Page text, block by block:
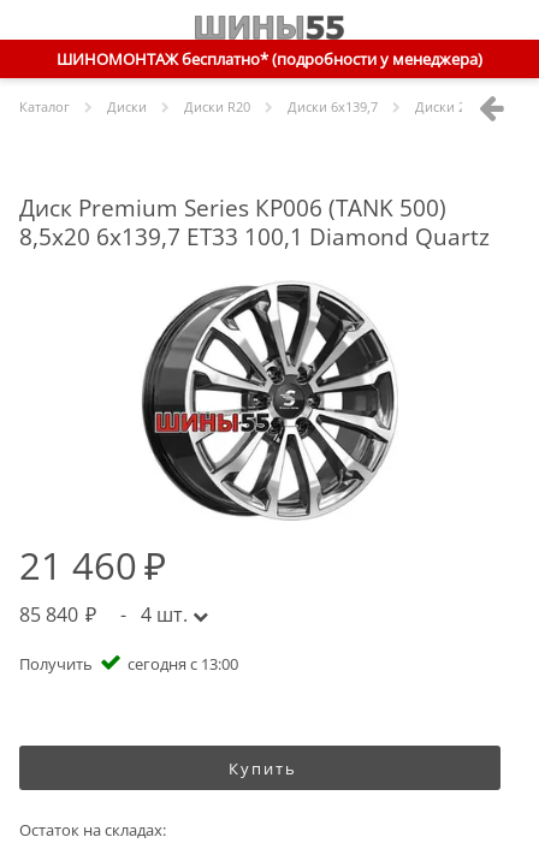
ШИНОМОНТАЖ бесплатно* (подробности у менеджера)
Каталог Диски Диски R20 Диски 6x139,7 Диски 20 6x139,7
Диск Premium Series КР006 (TANK 500)
8,5x20 6x139,7 ET33 100,1 Diamond Quartz
21 460
85 840 - 4 шт.
Получить сегодня с 13:00
Купить
Остаток на складах: